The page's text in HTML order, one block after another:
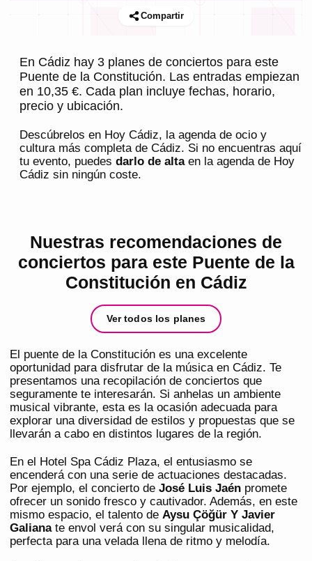
Compartir
En Cádiz hay 3 planes de conciertos para este
Puente de la Constitución. Las entradas empiezan
en 10,35 €. Cada plan incluye fechas, horario,
precio y ubicación.
Descúbrelos en Hoy Cádiz, la agenda de ocio y
cultura más completa de Cádiz. Si no encuentras aquí
tu evento, puedes darlo de altaen la agenda de Hoy
Cádiz sin ningún coste.
Nuestras recomendaciones de
conciertos para este Puente de la
Constitución en Cádiz
Ver todos los planes
El puente de la Constitución es una excelente
oportunidad para disfrutar de la música en Cádiz. Te
presentamos una recopilación de conciertos que
seguramente te interesarán. Si anhelas un ambiente
musical vibrante, esta es la ocasión adecuada para
explorar una diversidad de estilos y propuestas que se
llevarán a cabo en distintos lugares de la región.
En el Hotel Spa Cádiz Plaza, el entusiasmo se
encenderá con una serie de actuaciones destacadas.
Por ejemplo, el concierto de José Luis Jaén promete
ofrecer un sonido fresco y cautivador. Además, en este
mismo espacio, el talento de Aysu Çöğür Y Javier
Galianate envol verá con su singular musicalidad,
perfecta para una velada llena de ritmo y melodía.